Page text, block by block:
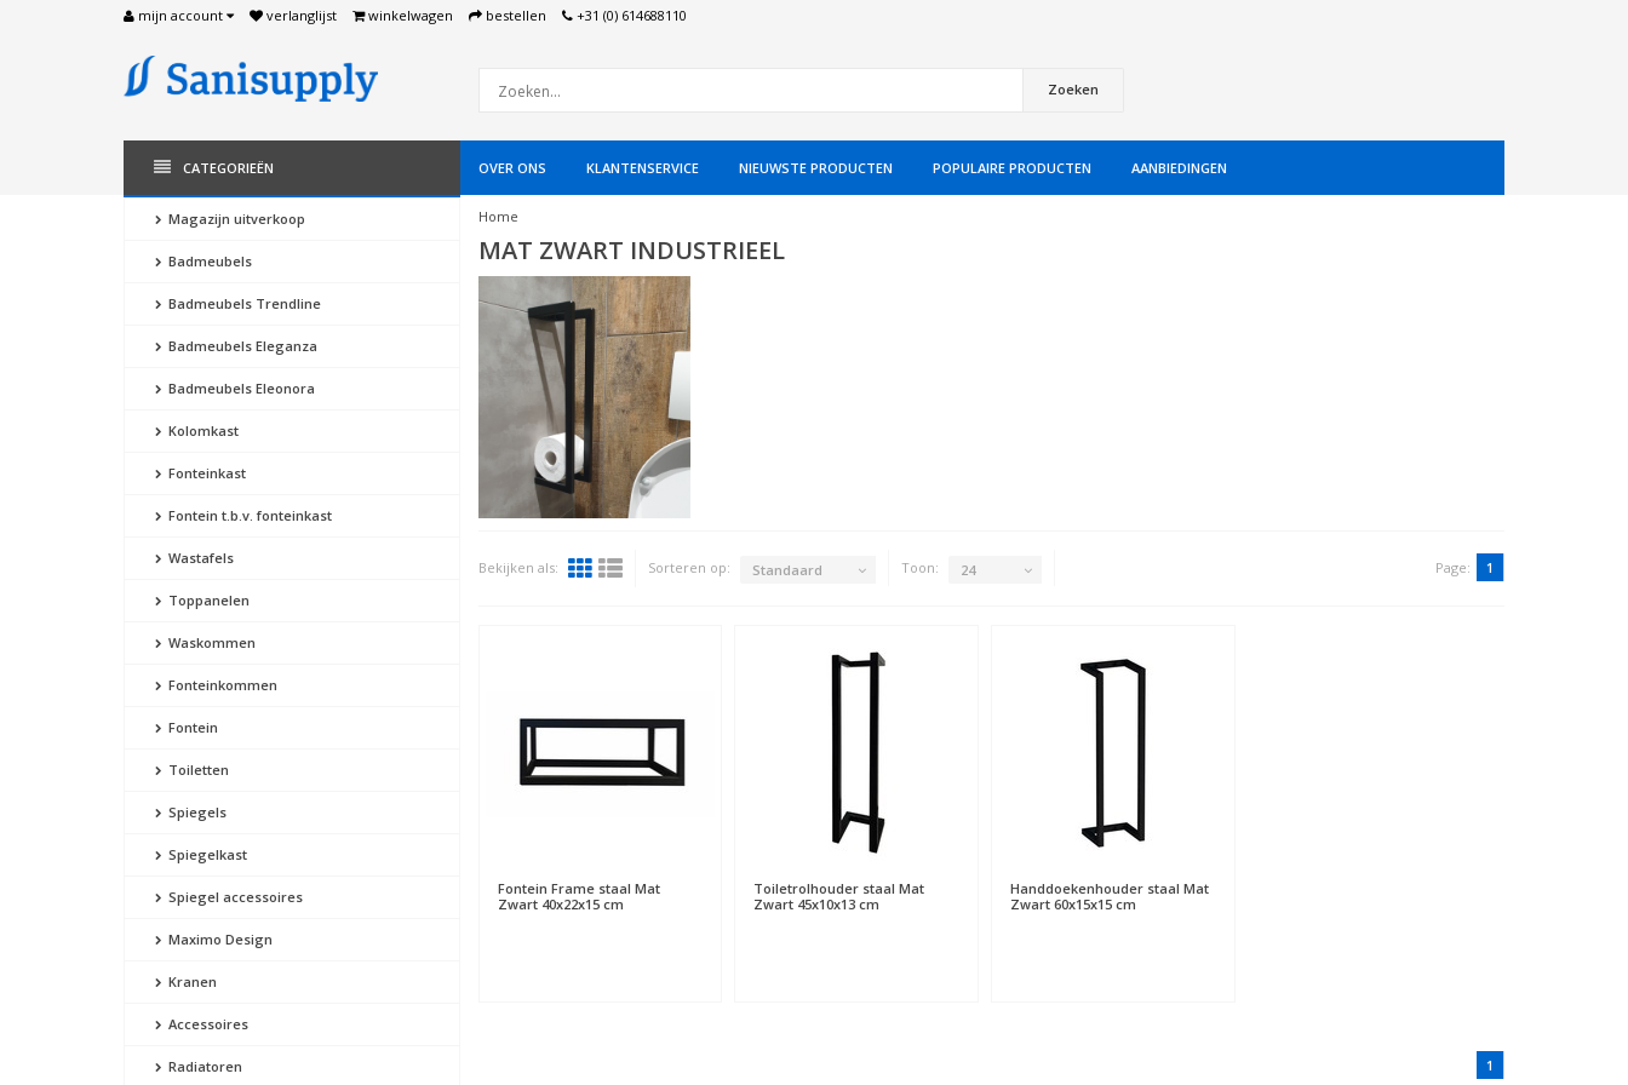
mijn account verlanglijst winkelwagen bestellen +31 (0) 614688110
Zoeken
CATEGORIEËN OVER ONS KLANTENSERVICE NIEUWSTE PRODUCTEN POPULAIRE PRODUCTEN AANBIEDINGEN
Magazijn uitverkoop
Badmeubels
Badmeubels Trendline
Badmeubels Eleganza
Badmeubels Eleonora
Kolomkast
Fonteinkast
Fontein t.b.v. fonteinkast
Wastafels
Toppanelen
Waskommen
Fonteinkommen
Fontein
Toiletten
Spiegels
Spiegelkast
Spiegel accessoires
Maximo Design
Kranen
Accessoires
Radiatoren
Home
MAT ZWART INDUSTRIEEL
Bekijken als: Sorteren op: Standaard Toon: 24 Page: 1
Fontein Frame staal Mat
Zwart 40x22x15 cm
Toiletrolhouder staal Mat
Zwart 45x10x13 cm
Handdoekenhouder staal Mat
Zwart 60x15x15 cm
1